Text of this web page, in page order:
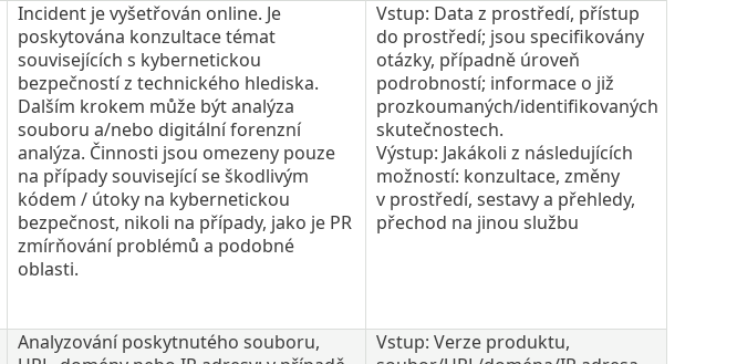
Incident je vyšetřován online. Je
poskytována konzultace témat
souvisejících s kybernetickou
bezpečností z technického hlediska.
Dalším krokem může být analýza
souboru a/nebo digitální forenzní
analýza. Činnosti jsou omezeny pouze
na případy související se škodlivým
kódem / útoky na kybernetickou
bezpečnost, nikoli na případy, jako je PR
zmírňování problémů a podobné
oblasti.
Vstup: Data z prostředí, přístup
do prostředí; jsou specifikovány
otázky, případně úroveň
podrobností; informace o již
prozkoumaných/identifikovaných
skutečnostech.
Výstup: Jakákoli z následujících
možností: konzultace, změny
v prostředí, sestavy a přehledy,
přechod na jinou službu
Analyzování poskytnutého souboru,
Vstup: Verze produktu,